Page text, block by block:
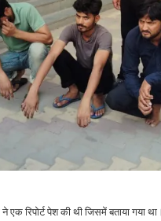
ने एक रिपोर्ट पेश की थी जिसमें बताया गया